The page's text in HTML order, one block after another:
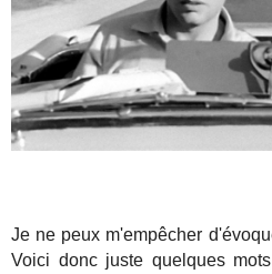
Je ne peux m'empêcher
Voici donc juste quelques